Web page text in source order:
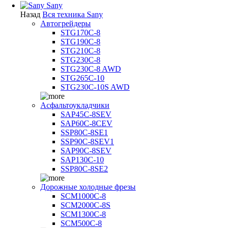
Sany
Назад Вся техника Sany
Автогрейдеры
STG170C-8
STG190C-8
STG210C-8
STG230C-8
STG230C-8 AWD
STG265C-10
STG230C-10S AWD
Асфальтоукладчики
SAP45С-8SEV
SAP60C-8CEV
SSP80C-8SE1
SSP90C-8SEV1
SAP90C-8SEV
SAP130C-10
SSP80C-8SE2
Дорожные холодные фрезы
SCM1000C-8
SCM2000C-8S
SCM1300C-8
SCM500C-8